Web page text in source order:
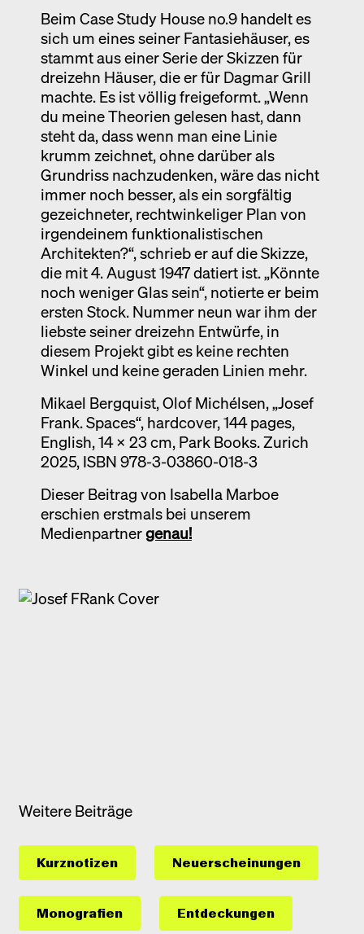
Beim Case Study House no.9 handelt es
sich um eines seiner Fantasiehäuser, es
stammt aus einer Serie der Skizzen für
dreizehn Häuser, die er für Dagmar Grill
machte. Es ist völlig freigeformt. „Wenn
du meine Theorien gelesen hast, dann
steht da, dass wenn man eine Linie
krumm zeichnet, ohne darüber als
Grundriss nachzudenken, wäre das nicht
immer noch besser, als ein sorgfältig
gezeichneter, rechtwinkeliger Plan von
irgendeinem funktionalistischen
Architekten?“, schrieb er auf die Skizze,
die mit 4. August 1947 datiert ist. „Könnte
noch weniger Glas sein“, notierte er beim
ersten Stock. Nummer neun war ihm der
liebste seiner dreizehn Entwürfe, in
diesem Projekt gibt es keine rechten
Winkel und keine geraden Linien mehr.
Mikael Bergquist, Olof Michélsen, „Josef
Frank. Spaces“, hardcover, 144 pages,
English, 14 x 23 cm, Park Books. Zurich
2025, ISBN 978-3-03860-018-3
Dieser Beitrag von Isabella Marboe
erschien erstmals bei unserem
Medienpartnergenau!
Weitere Beiträge
Kurznotizen Neuerscheinungen
Monografien Entdeckungen